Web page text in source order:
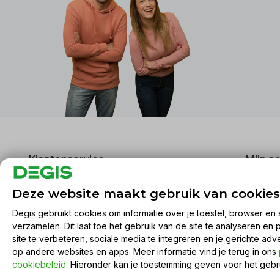
Klantenservice
Algemene voorwaarden
Disclaimer
Privacy Policy
Betaalmethoden
Verzenden & retourneren
Mijn
Mijn
Mijn
Mijn
Deze website maakt gebruik van cookies
Degis gebruikt cookies om informatie over je toestel, browser en
verzamelen. Dit laat toe het gebruik van de site te analyseren en
site te verbeteren, sociale media te integreren en je gerichte
op andere websites en apps. Meer informatie vind je terug in ons
cookiebeleid. Hieronder kan je toestemming geven voor het